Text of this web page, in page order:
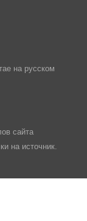
на русском
сайта
на источник.